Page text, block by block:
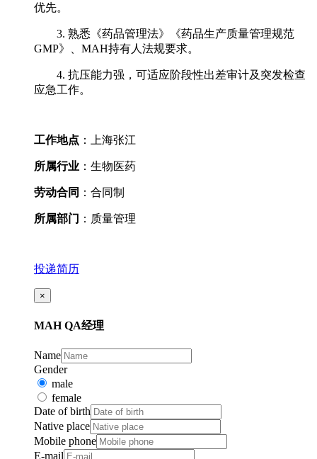
优先。
3. 熟悉《药品管理法》《药品生产质量管理规范
GMP》、MAH持有人法规要求。
4. 抗压能力强，可适应阶段性出差审计及突发检查
应急工作。
工作地点 ：上海张江
所属行业 ：生物医药
劳动合同 ：合同制
所属部门 ：质量管理
投递简历
×
MAH QA经理
Name
Gender
male
female
Date of birth
Native place
Mobile phone
E-mail